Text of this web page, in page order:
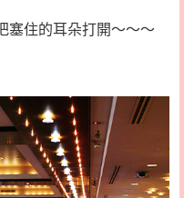
塞住的耳朵打開～～～